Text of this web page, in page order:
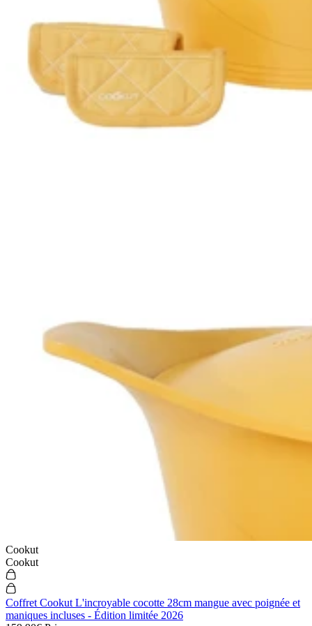
Cookut
Cookut
Coffret Cookut L'incroyable cocotte 28cm mangue avec poignée et
maniques incluses - Édition limitée 2026